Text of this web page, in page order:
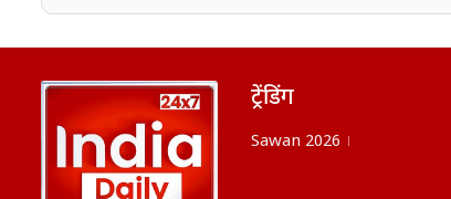
ट्रेंडिंग
Sawan 2026